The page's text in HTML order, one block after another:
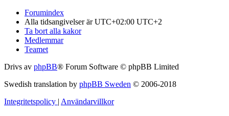
Forumindex
Alla tidsangivelser är UTC+02:00 UTC+2
Ta bort alla kakor
Medlemmar
Teamet
Drivs av phpBB® Forum Software © phpBB Limited
Swedish translation by phpBB Sweden © 2006-2018
Integritetspolicy | Användarvillkor